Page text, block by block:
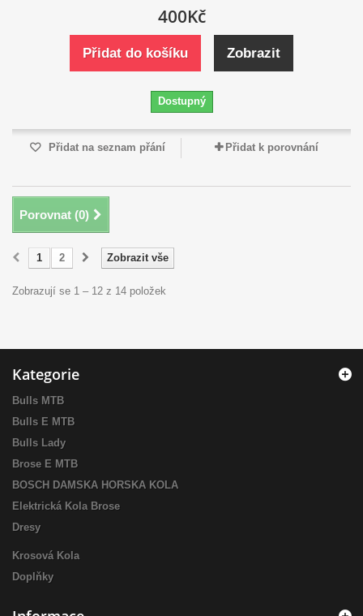
400Kč
Přidat do košíku Zobrazit
Dostupný
Přidat na seznam přání Přidat k porovnání
Porovnat (0)
Zobrazit vše
1 2
Zobrazují se 1 – 12 z 14 položek
Kategorie
Bulls MTB
Bulls E MTB
Bulls Lady
Brose E MTB
BOSCH DAMSKA HORSKA KOLA
Elektrická Kola Brose
Dresy
Krosová Kola
Doplňky